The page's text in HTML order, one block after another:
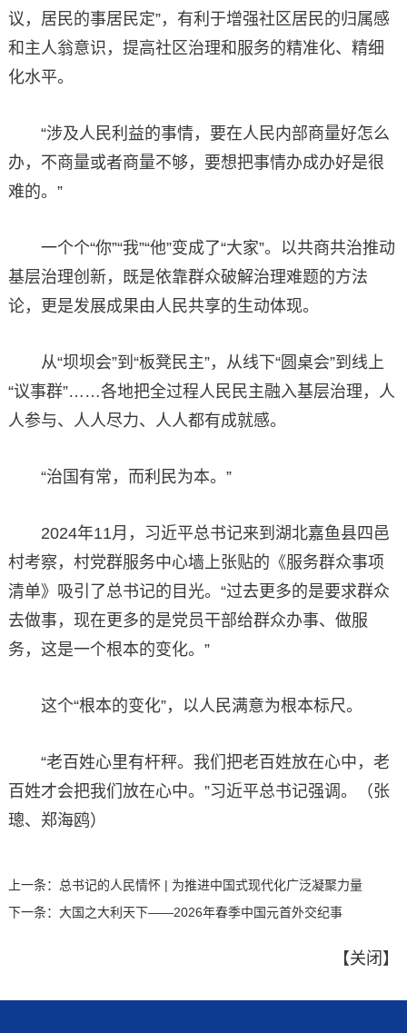
议，居民的事居民定”，有利于增强社区居民的归属感
和主人翁意识，提高社区治理和服务的精准化、精细
化水平。
“涉及人民利益的事情，要在人民内部商量好怎么
办，不商量或者商量不够，要想把事情办成办好是很
难的。”
一个个“你”“我”“他”变成了“大家”。以共商共治推动
基层治理创新，既是依靠群众破解治理难题的方法
论，更是发展成果由人民共享的生动体现。
从“坝坝会”到“板凳民主”，从线下“圆桌会”到线上
“议事群”……各地把全过程人民民主融入基层治理，人
人参与、人人尽力、人人都有成就感。
“治国有常，而利民为本。”
2024年11月，习近平总书记来到湖北嘉鱼县四邑
村考察，村党群服务中心墙上张贴的《服务群众事项
清单》吸引了总书记的目光。“过去更多的是要求群众
去做事，现在更多的是党员干部给群众办事、做服
务，这是一个根本的变化。”
这个“根本的变化”，以人民满意为根本标尺。
“老百姓心里有杆秤。我们把老百姓放在心中，老
百姓才会把我们放在心中。”习近平总书记强调。（张
璁、郑海鸥）
上一条： 总书记的人民情怀 | 为推进中国式现代化广泛凝聚力量
下一条： 大国之大利天下——2026年春季中国元首外交纪事
【关闭 】